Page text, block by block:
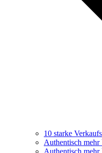
10 starke
Authentisch mehr